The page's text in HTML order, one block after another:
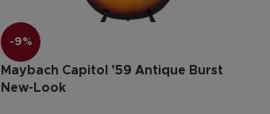
-9%
Maybach Capitol ’59 Antique Burst
New-Look